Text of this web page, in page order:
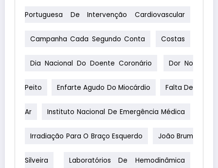
Portuguesa De Intervenção Cardiovascular
Campanha Cada Segundo Conta Costas
Dia Nacional Do Doente Coronário Dor No
Peito Enfarte Agudo Do Miocárdio Falta De
Ar Instituto Nacional De Emergência Médica
Irradiação Para O Braço Esquerdo João Brum
Silveira Laboratórios De Hemodinâmica